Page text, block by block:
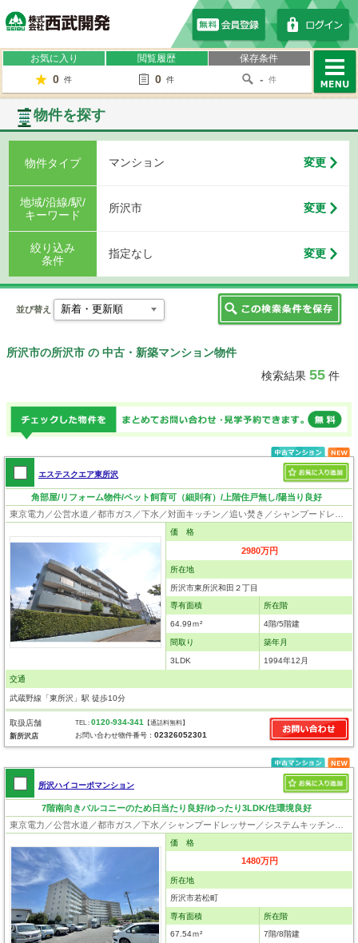
お気に入り
0 件
閲覧履歴
0 件
保存条件
- 件
物件を探す
物件タイプ マンション 変更
地域/沿線/駅/
キーワード
所沢市 変更
絞り込み
条件
指定なし 変更
並び替え
所沢市の所沢市 の 中古・新築マンション物件
検索結果 55件
エステスクエア東所沢
角部屋/リフォーム物件/ペット飼育可（細則有）/上階住戸無し/陽当り良好
価 格
2980万円
所在地
所沢市東所沢和田２丁目
専有面積
64.99ｍ²
所在階
4階/5階建
間取り
3LDK
築年月
1994年12月
交通
武蔵野線「東所沢」駅 徒歩10分
取扱店舗
新所沢店
TEL :0120-934-341 【通話料無料】
お問い合わせ物件番号：02326052301
所沢ハイコーポマンション
7階南向きバルコニーのため日当たり良好/ゆったり3LDK/住環境良好
価 格
1480万円
所在地
所沢市若松町
専有面積
67.54ｍ²
所在階
7階/8階建